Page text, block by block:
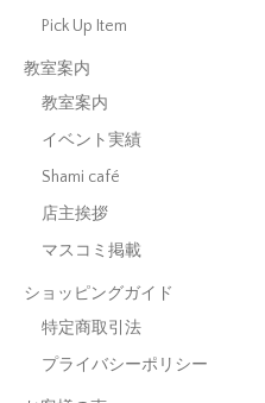
Pick Up Item
教室案内
教室案内
イベント実績
Shami café
店主挨拶
マスコミ掲載
ショッピングガイド
特定商取引法
プライバシーポリシー